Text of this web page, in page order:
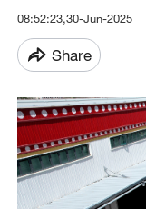
08:52:23,30-Jun-2025
Share